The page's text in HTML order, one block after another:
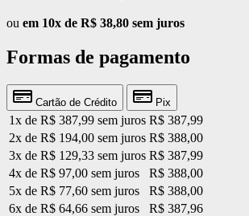
ou em 10x de R$ 38,80 sem juros
Formas de pagamento
Cartão de Crédito Pix
1x de R$ 387,99 sem juros R$ 387,99
2x de R$ 194,00 sem juros R$ 388,00
3x de R$ 129,33 sem juros R$ 387,99
4x de R$ 97,00 sem juros
R$ 388,00
5x de R$ 77,60 sem juros
R$ 388,00
6x de R$ 64,66 sem juros
R$ 387,96